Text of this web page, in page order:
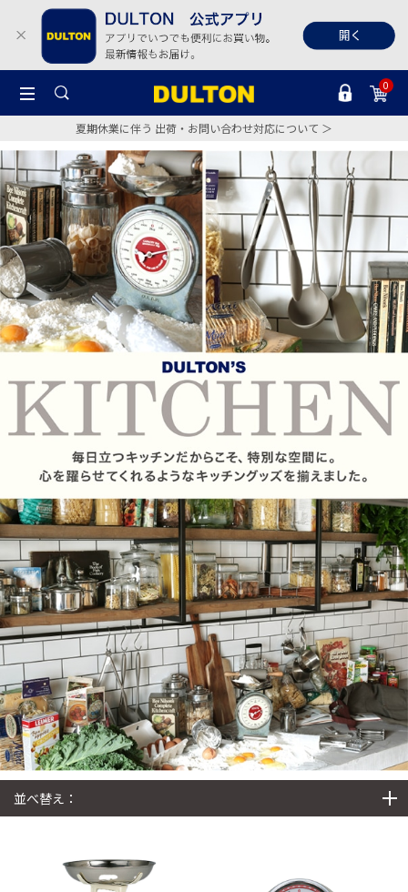
0
夏期休業に伴う 出荷・お問い合わせ対応について ＞
並べ替え：